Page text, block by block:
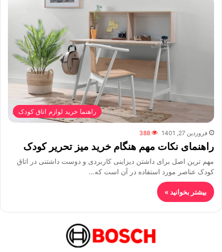
راهنما خرید لوازم اتاق کودک
فروردین 27, 1401 388
راهنمای نکات مهم هنگام خرید میز تحریر کودک
مهم ترین اصل برای داشتن دیزاینی کاربردی و دوست داشتنی در اتاق
کودک عناصر مورد استفاده در آن است که…
بیشتر بخوانید »